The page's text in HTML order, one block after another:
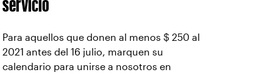
servicio
Para aquellos que donen al menos $ 250 al
2021 antes del 16 julio, marquen su
calendario para unirse a nosotros en